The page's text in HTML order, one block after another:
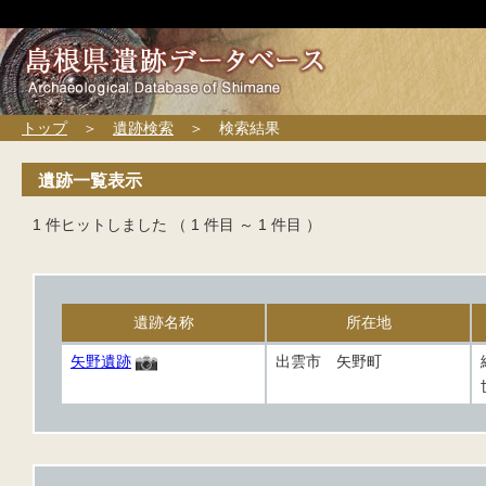
トップ＞ 遺跡検索 ＞ 検索結果
遺跡一覧表示
1 件ヒットしました （ 1 件目 ～ 1 件目 ）
遺跡名称 所在地
矢野遺跡 出雲市 矢野町